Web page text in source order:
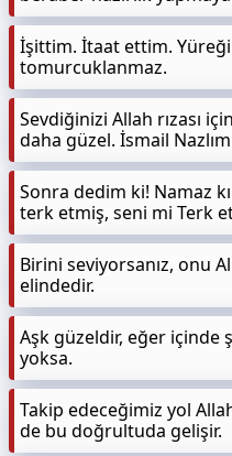
İşittim. İtaat ettim.
tomurcuklanmaz.
Sevdiğinizi Allah rızası
daha güzel. İsmail Nazlım
Sonra dedim ki! Namaz
terk etmiş, seni mi Terk
Birini seviyorsanız, onu
elindedir.
Aşk güzeldir, eğer içinde
yoksa.
Takip edeceğimiz yol
de bu doğrultuda gelişir.